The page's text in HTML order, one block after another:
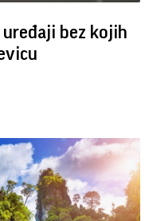
bez kojih